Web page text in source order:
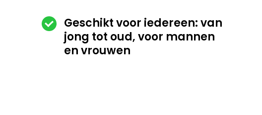
Geschikt voor iedereen: van
jong tot oud, voor mannen
en vrouwen